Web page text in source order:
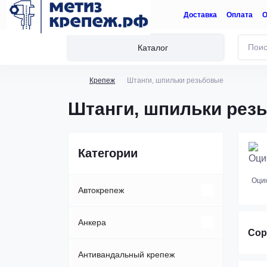
Доставка Оплата
Каталог
Крепеж Штанги, шпильки резьбовые
Штанги, шпильки
Категории
Автокрепеж
Клипсы, пистоны
Пластиковые автозаклепки
Анкера
Анкер-болт
Антивандальный крепеж